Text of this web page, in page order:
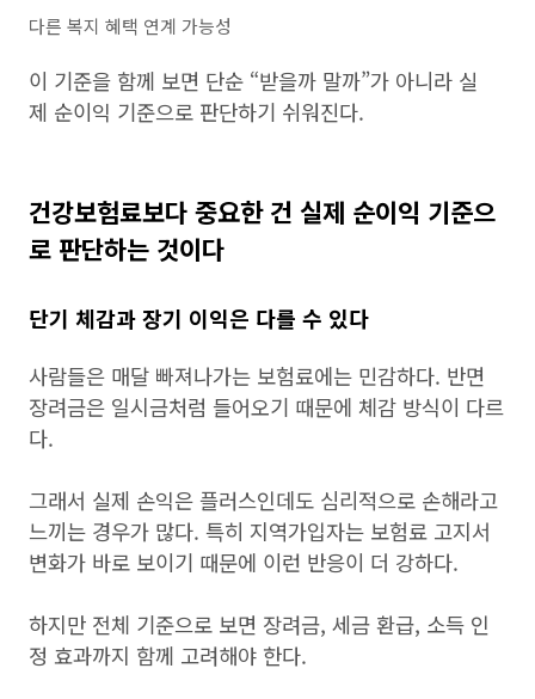
다른 복지 혜택 연계 가능성
이 기준을 함께 보면 단순 “받을까 말까”가 아니라 실
제 순이익 기준으로 판단하기 쉬워진다.
건강보험료보다 중요한 건 실제 순이익 기준으
로 판단하는 것이다
단기 체감과 장기 이익은 다를 수 있다
사람들은 매달 빠져나가는 보험료에는 민감하다. 반면
장려금은 일시금처럼 들어오기 때문에 체감 방식이 다르
다.
그래서 실제 손익은 플러스인데도 심리적으로 손해라고
느끼는 경우가 많다. 특히 지역가입자는 보험료 고지서
변화가 바로 보이기 때문에 이런 반응이 더 강하다.
하지만 전체 기준으로 보면 장려금, 세금 환급, 소득 인
정 효과까지 함께 고려해야 한다.